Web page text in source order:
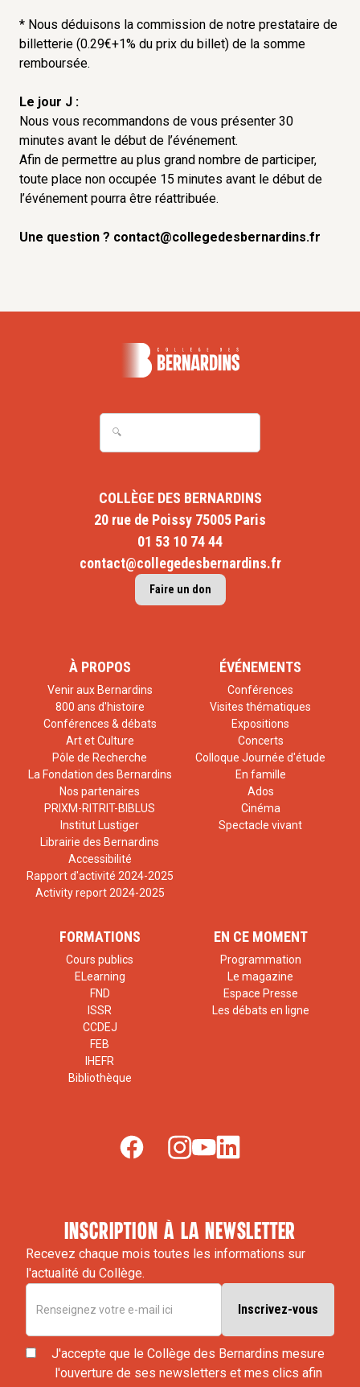
* Nous déduisons la commission de notre prestataire de
billetterie (0.29€+1% du prix du billet) de la somme
remboursée.
Le jour J :
Nous vous recommandons de vous présenter 30
minutes avant le début de l’événement.
Afin de permettre au plus grand nombre de participer,
toute place non occupée 15 minutes avant le début de
l’événement pourra être réattribuée.
Une question ? contact@collegedesbernardins.fr
COLLÈGE DES BERNARDINS
20 rue de Poissy 75005 Paris
01 53 10 74 44
contact@collegedesbernardins.fr
Faire un don
À PROPOS
Venir aux Bernardins
800 ans d'histoire
Conférences & débats
Art et Culture
Pôle de Recherche
La Fondation des Bernardins
Nos partenaires
PRIXM-RITRIT-BIBLUS
Institut Lustiger
Librairie des Bernardins
Accessibilité
Rapport d'activité 2024-2025
Activity report 2024-2025
ÉVÉNEMENTS
Conférences
Visites thématiques
Expositions
Concerts
Colloque Journée d'étude
En famille
Ados
Cinéma
Spectacle vivant
FORMATIONS
Cours publics
ELearning
FND
ISSR
CCDEJ
FEB
IHEFR
Bibliothèque
EN CE MOMENT
Programmation
Le magazine
Espace Presse
Les débats en ligne
inscription à la newsletter
Recevez chaque mois toutes les informations sur
l'actualité du Collège.
J'accepte que le Collège des Bernardins mesure
l'ouverture de ses newsletters et mes clics afin